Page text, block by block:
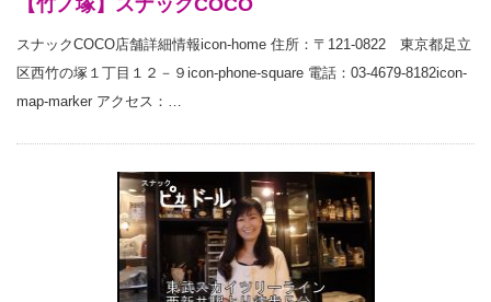
【竹ノ塚】スナックCOCO
スナックCOCO店舗詳細情報icon-home 住所：〒121-0822 東京都足立
区西竹の塚１丁目１２－９icon-phone-square 電話：03-4679-8182icon-
map-marker アクセス：…